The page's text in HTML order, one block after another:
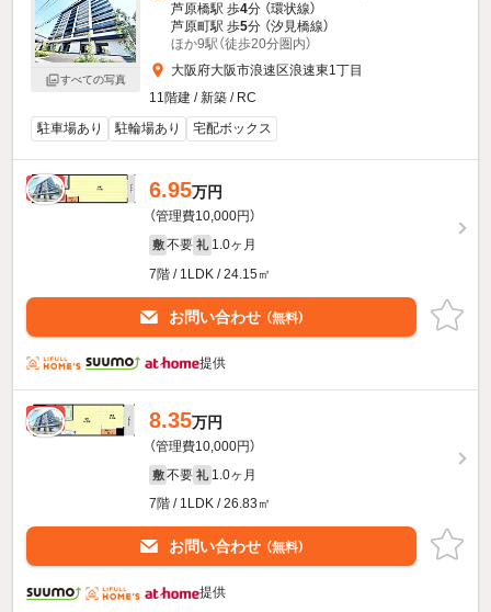
すべての写真
芦原橋駅 歩4分 （環状線）
芦原町駅 歩5分 （汐見橋線）
ほか9駅（徒歩20分圏内）
大阪府大阪市浪速区浪速東1丁目
11階建 / 新築 / RC
駐車場あり
駐輪場あり 宅配ボックス
新着 6.95万円
（管理費10,000円）
敷 不要 礼 1.0ヶ月
7階 / 1LDK / 24.15㎡
お問い合わせ （無料）
提供
新着 8.35万円
（管理費10,000円）
敷 不要 礼 1.0ヶ月
7階 / 1LDK / 26.83㎡
お問い合わせ （無料）
提供